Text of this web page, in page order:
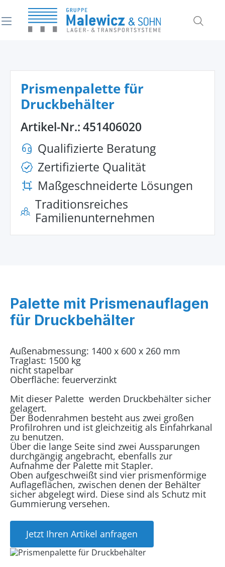
springen
Prismenpalette für
Druckbehälter
Artikel-Nr.:451406020
Qualifizierte Beratung
Zertifizierte Qualität
Maßgeschneiderte Lösungen
Traditionsreiches
Familienunternehmen
Palette mit Prismenauflagen
für Druckbehälter
Außenabmessung: 1400 x 600 x 260 mm
Traglast: 1500 kg
nicht stapelbar
Oberfläche: feuerverzinkt
Mit dieser Palette werden Druckbehälter sicher
gelagert.
Der Bodenrahmen besteht aus zwei großen
Profilrohren und ist gleichzeitig als Einfahrkanal
zu benutzen.
Über die lange Seite sind zwei Aussparungen
durchgängig angebracht, ebenfalls zur
Aufnahme der Palette mit Stapler.
Oben aufgeschweißt sind vier prismenförmige
Auflageflächen, zwischen denen der Behälter
sicher abgelegt wird. Diese sind als Schutz mit
Gummierung versehen.
Jetzt Ihren Artikel anfragen